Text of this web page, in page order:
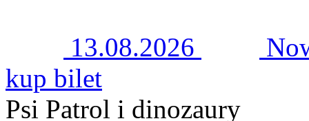
13.08.2026
kup bilet
Psi Patrol i dinozaury